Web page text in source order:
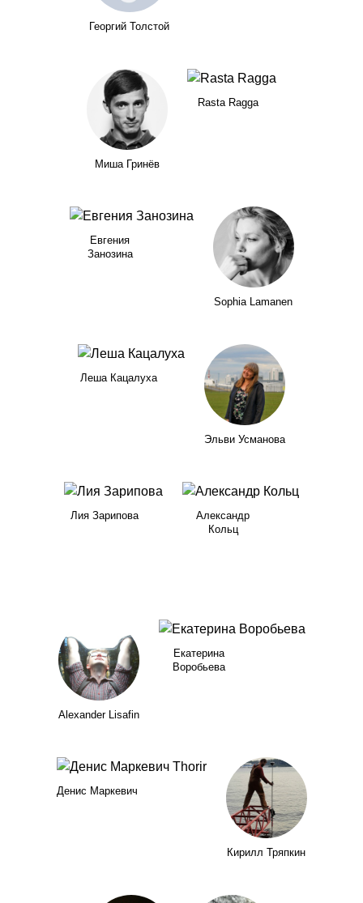
Георгий Толстой
Миша Гринёв
Rasta Ragga
Евгения
Занозина
Sophia Lamanen
Леша Кацалуха
Эльви Усманова
Лия Зарипова
Александр
Кольц
Alexander Lisafin
Екатерина
Воробьева
Денис Маркевич
Кирилл Тряпкин